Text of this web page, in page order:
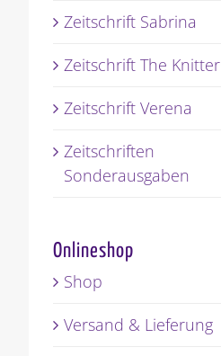
Zeitschrift Sabrina
Zeitschrift The Knitter
Zeitschrift Verena
Zeitschriften
Sonderausgaben
Onlineshop
Shop
Versand & Lieferung